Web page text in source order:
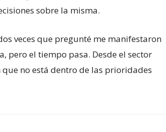
sobre la misma.
veces que pregunté me manifestaron
pero el tiempo pasa. Desde el sector
no está dentro de las prioridades